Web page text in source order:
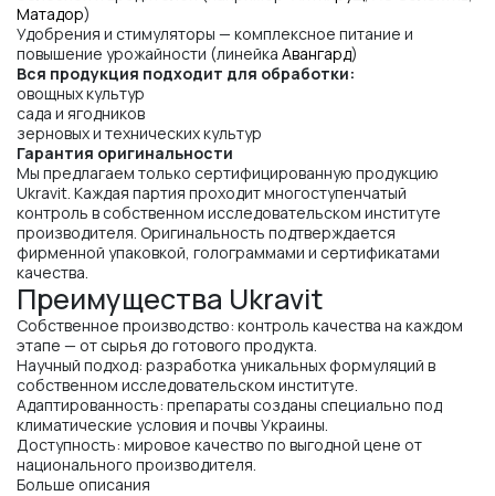
Матадор)
Удобрения и стимуляторы — комплексное питание и
повышение урожайности (линейка Авангард)
Вся продукция подходит для обработки:
овощных культур
сада и ягодников
зерновых и технических культур
Гарантия оригинальности
Мы предлагаем только сертифицированную продукцию
Ukravit. Каждая партия проходит многоступенчатый
контроль в собственном исследовательском институте
производителя. Оригинальность подтверждается
фирменной упаковкой, голограммами и сертификатами
качества.
Преимущества Ukravit
Собственное производство: контроль качества на каждом
этапе — от сырья до готового продукта.
Научный подход: разработка уникальных формуляций в
собственном исследовательском институте.
Адаптированность: препараты созданы специально под
климатические условия и почвы Украины.
Доступность: мировое качество по выгодной цене от
национального производителя.
Больше описания